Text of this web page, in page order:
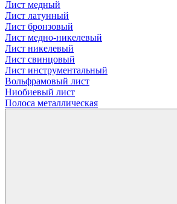
Лист медный
Лист латунный
Лист бронзовый
Лист медно-никелевый
Лист никелевый
Лист свинцовый
Лист инструментальный
Вольфрамовый лист
Ниобиевый лист
Полоса металлическая